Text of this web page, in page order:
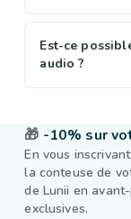
Est-ce
audio ?
🎁 -10% sur
En vous
la conteuse de
de Lunii en
exclusives.